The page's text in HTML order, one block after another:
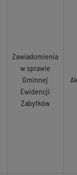
Zawiadomienia
w sprawie
Gminnej
Ewidencji
Zabytków